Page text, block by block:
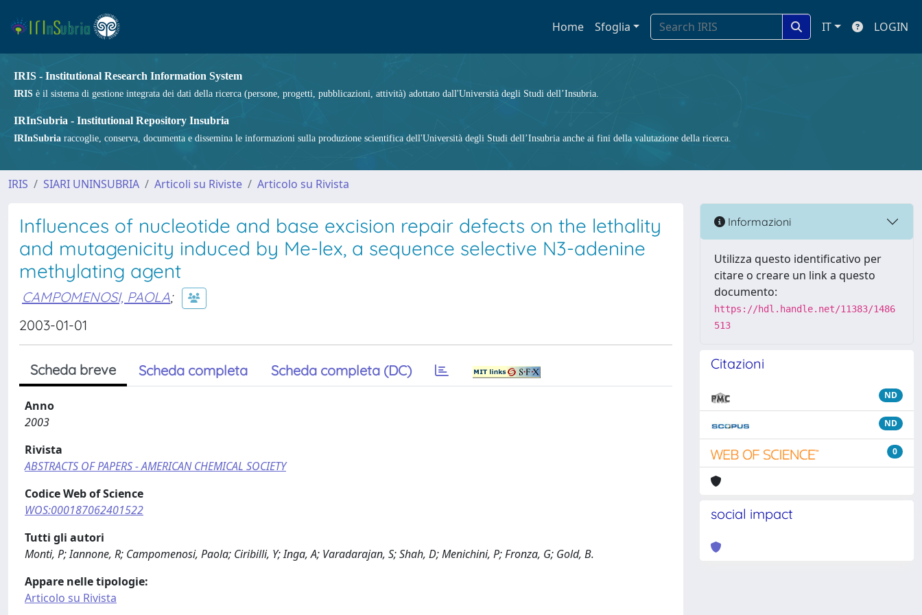
Home Sfoglia IT LOGIN
IRIS - Institutional Research Information System
IRIS è il sistema di gestione integrata dei dati della ricerca (persone, progetti, pubblicazioni, attività) adottato dall'Università degli Studi dell’Insubria.
IRInSubria - Institutional Repository Insubria
IRInSubria raccoglie, conserva, documenta e dissemina le informazioni sulla produzione scientifica dell'Università degli Studi dell’Insubria anche ai fini della valutazione della ricerca.
IRIS SIARI UNINSUBRIA Articoli su Riviste Articolo su Rivista
Influences of nucleotide and base excision repair defects on the lethality
and mutagenicity induced by Me-lex, a sequence selective N3-adenine
methylating agent
CAMPOMENOSI, PAOLA;
2003-01-01
Scheda breve Scheda completa Scheda completa (DC)
Anno
2003
Rivista
ABSTRACTS OF PAPERS - AMERICAN CHEMICAL SOCIETY
Codice Web of Science
WOS:000187062401522
Tutti gli autori
Monti, P; Iannone, R; Campomenosi, Paola; Ciribilli, Y; Inga, A; Varadarajan, S; Shah, D; Menichini, P; Fronza, G; Gold, B.
Appare nelle tipologie:
Articolo su Rivista
Informazioni
Utilizza questo identificativo per
citare o creare un link a questo
documento:
https://hdl.handle.net/11383/1486
513
Citazioni
ND
ND
0
social impact